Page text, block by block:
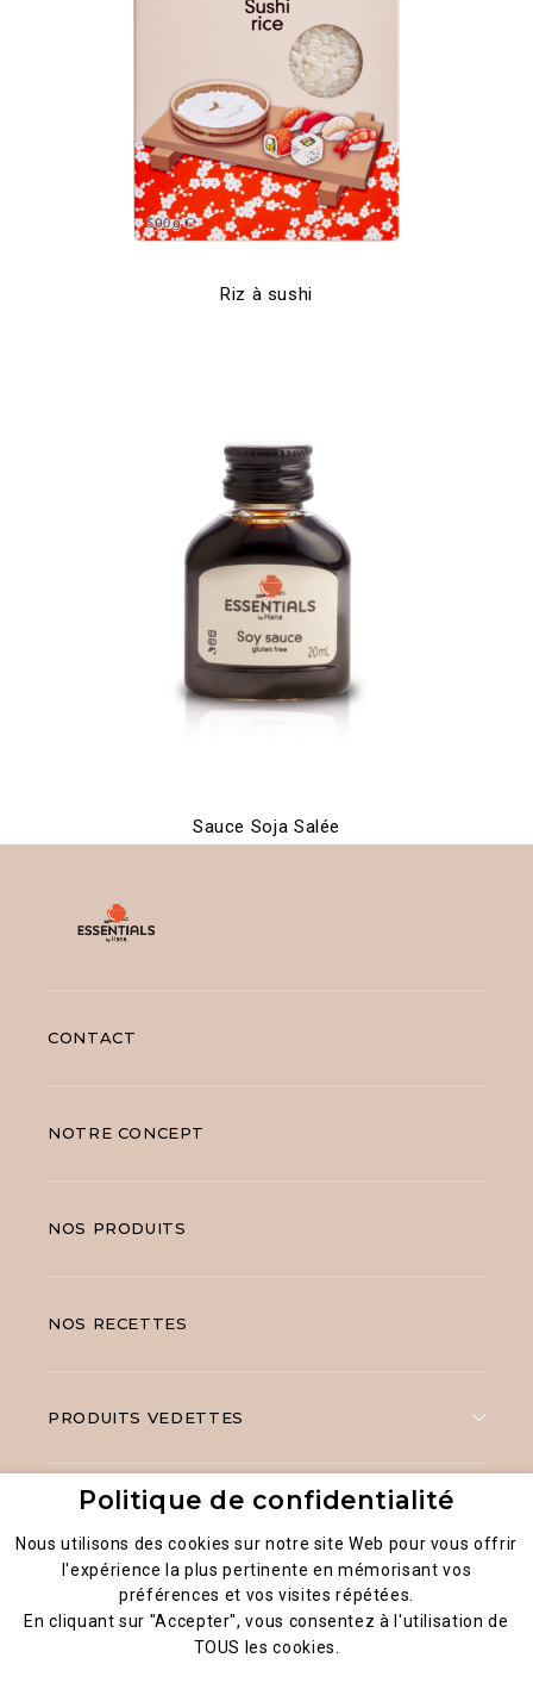
Riz à sushi
Sauce Soja Salée
CONTACT
NOTRE CONCEPT
NOS PRODUITS
NOS RECETTES
PRODUITS VEDETTES
Mentions légales
Politique générale de la confidentialité des données
Politique de confidentialité
Nous utilisons des cookies sur notre site Web pour vous offrir
l'expérience la plus pertinente en mémorisant vos
préférences et vos visites répétées.
En cliquant sur "Accepter", vous consentez à l'utilisation de
TOUS les cookies.